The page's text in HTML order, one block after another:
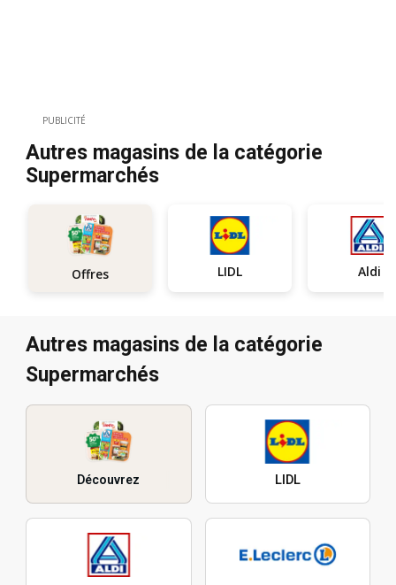
PUBLICITÉ
Autres magasins de la catégorie
Supermarchés
Offres LIDL Aldi
Autres magasins de la catégorie
Supermarchés
Découvrez LIDL